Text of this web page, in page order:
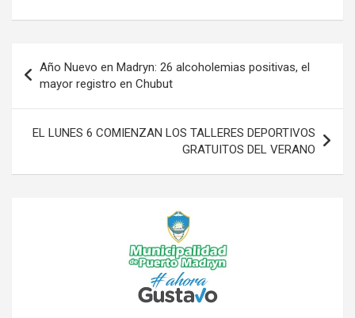
de
entradas
Año Nuevo en Madryn: 26 alcoholemias positivas, el
mayor registro en Chubut
EL LUNES 6 COMIENZAN LOS TALLERES DEPORTIVOS
GRATUITOS DEL VERANO